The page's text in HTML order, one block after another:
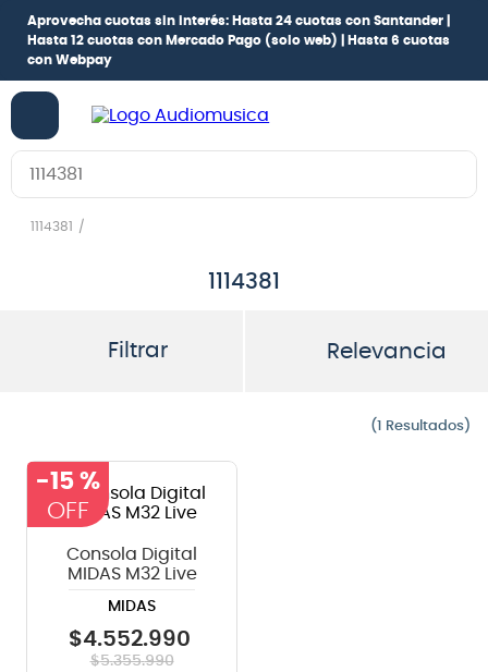
Aprovecha cuotas sin interés: Hasta 24 cuotas con Santander |
Hasta 12 cuotas con Mercado Pago (solo web) |
Hasta 6 cuotas
con Webpay
Buscar en Audiomusica.com
1114381
1114381
Filtrar Relevancia
1
-15 %
Consola Digital
MIDAS M32 Live
MIDAS
$4.552.990
$5.355.990